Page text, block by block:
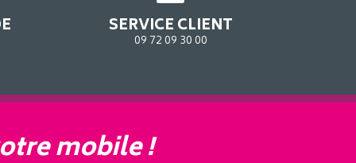
SERVICE CLIENT
09 72 09 30 00
mobile !